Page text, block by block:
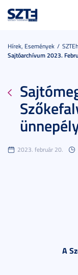
Hírek, Események
Sajtóarchívum 2023.
2023. február 20.
A